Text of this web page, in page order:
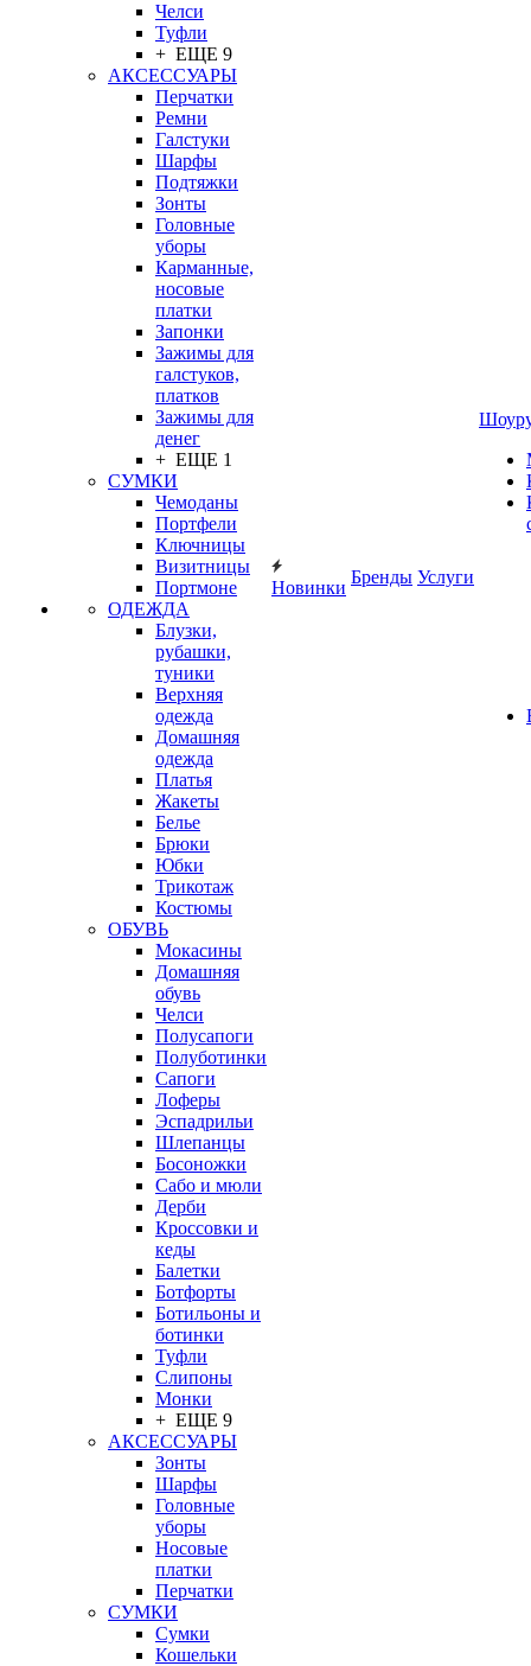
Челси
Туфли
+ ЕЩЕ 9
АКСЕССУАРЫ
Перчатки
Ремни
Галстуки
Шарфы
Подтяжки
Зонты
Головные
уборы
Карманные,
носовые
платки
Запонки
Зажимы для
галстуков,
платков
Зажимы для
денег
+ ЕЩЕ 1
СУМКИ
Чемоданы
Портфели
Ключницы
Визитницы
Портмоне
ОДЕЖДА
Блузки,
рубашки,
туники
Верхняя
одежда
Домашняя
одежда
Платья
Жакеты
Белье
Брюки
Юбки
Трикотаж
Костюмы
ОБУВЬ
Мокасины
Домашняя
обувь
Челси
Полусапоги
Полуботинки
Сапоги
Лоферы
Эспадрильи
Шлепанцы
Босоножки
Сабо и мюли
Дерби
Кроссовки и
кеды
Балетки
Ботфорты
Ботильоны и
ботинки
Туфли
Слипоны
Монки
+ ЕЩЕ 9
АКСЕССУАРЫ
Зонты
Шарфы
Головные
уборы
Носовые
платки
Перчатки
СУМКИ
Сумки
Кошельки
Новинки
Бренды Услуги